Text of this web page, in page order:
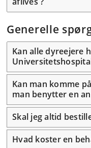
Generelle
Kan alle dyreejere
Kan man komme
man benytter en
Skal jeg altid
Hvad koster en